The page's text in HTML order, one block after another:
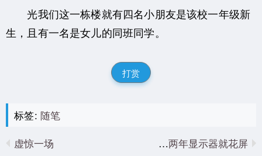
光我们这一栋楼就有四名小朋友是该校一年级新
生，且有一名是女儿的同班同学。
打赏
标签: 随笔
虚惊一场
才两年显示器就花屏？